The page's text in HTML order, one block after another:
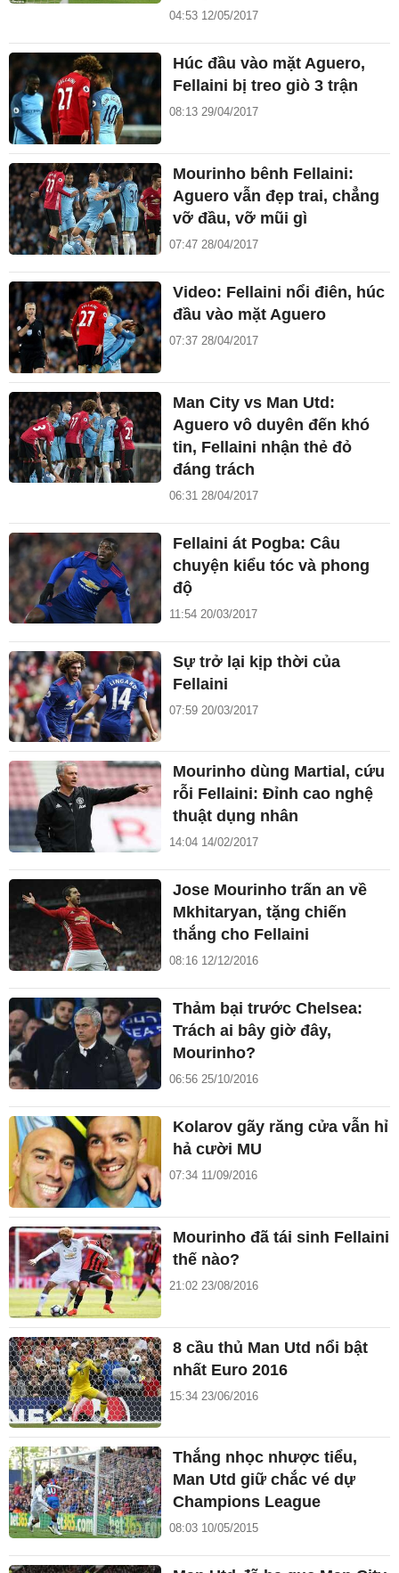
04:53 12/05/2017
Húc đầu vào mặt Aguero,
Fellaini bị treo giò 3 trận
08:13 29/04/2017
Mourinho bênh Fellaini:
Aguero vẫn đẹp trai, chẳng
vỡ đầu, vỡ mũi gì
07:47 28/04/2017
Video: Fellaini nổi điên, húc
đầu vào mặt Aguero
07:37 28/04/2017
Man City vs Man Utd:
Aguero vô duyên đến khó
tin, Fellaini nhận thẻ đỏ
đáng trách
06:31 28/04/2017
Fellaini át Pogba: Câu
chuyện kiểu tóc và phong
độ
11:54 20/03/2017
Sự trở lại kịp thời của
Fellaini
07:59 20/03/2017
Mourinho dùng Martial, cứu
rỗi Fellaini: Đỉnh cao nghệ
thuật dụng nhân
14:04 14/02/2017
Jose Mourinho trấn an về
Mkhitaryan, tặng chiến
thắng cho Fellaini
08:16 12/12/2016
Thảm bại trước Chelsea:
Trách ai bây giờ đây,
Mourinho?
06:56 25/10/2016
Kolarov gãy răng cửa vẫn hỉ
hả cười MU
07:34 11/09/2016
Mourinho đã tái sinh Fellaini
thế nào?
21:02 23/08/2016
8 cầu thủ Man Utd nổi bật
nhất Euro 2016
15:34 23/06/2016
Thắng nhọc nhược tiểu,
Man Utd giữ chắc vé dự
Champions League
08:03 10/05/2015